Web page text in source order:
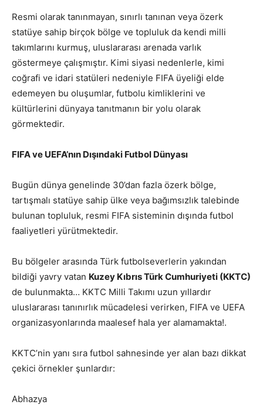
Resmi olarak tanınmayan, sınırlı tanınan veya özerk
statüye sahip birçok bölge ve topluluk da kendi milli
takımlarını kurmuş, uluslararası arenada varlık
göstermeye çalışmıştır. Kimi siyasi nedenlerle, kimi
coğrafi ve idari statüleri nedeniyle FIFA üyeliği elde
edemeyen bu oluşumlar, futbolu kimliklerini ve
kültürlerini dünyaya tanıtmanın bir yolu olarak
görmektedir.
FIFA ve UEFA’nın Dışındaki Futbol Dünyası
Bugün dünya genelinde 30’dan fazla özerk bölge,
tartışmalı statüye sahip ülke veya bağımsızlık talebinde
bulunan topluluk, resmi FIFA sisteminin dışında futbol
faaliyetleri yürütmektedir.
Bu bölgeler arasında Türk futbolseverlerin yakından
bildiği yavry vatan Kuzey Kıbrıs Türk Cumhuriyeti (KKTC)
de bulunmakta… KKTC Milli Takımı uzun yıllardır
uluslararası tanınırlık mücadelesi verirken, FIFA ve UEFA
organizasyonlarında maalesef hala yer alamamakta!.
KKTC’nin yanı sıra futbol sahnesinde yer alan bazı dikkat
çekici örnekler şunlardır:
Abhazya